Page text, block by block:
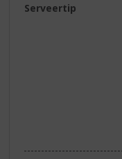
Serveertip